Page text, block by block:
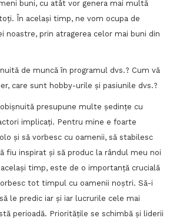
buni, cu atât vor genera mai multă
În același timp, ne vom ocupa de
noastre, prin atragerea celor mai buni din
de muncă în programul dvs.? Cum vă
care sunt hobby-urile și pasiunile dvs.?
presupune multe ședințe cu
implicați. Pentru mine e foarte
și să vorbesc cu oamenii, să stabilesc
fiu inspirat și să produc la rândul meu noi
timp, este de o importanță crucială
tot timpul cu oamenii noștri. Să-i
le predic iar și iar lucrurile cele mai
perioadă. Prioritățile se schimbă și liderii